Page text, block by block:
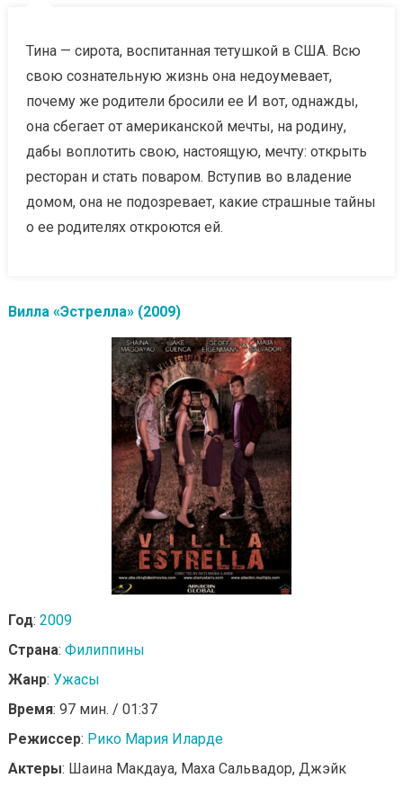
Тина — сирота, воспитанная тетушкой в США. Всю
свою сознательную жизнь она недоумевает,
почему же родители бросили ее И вот, однажды,
она сбегает от американской мечты, на родину,
дабы воплотить свою, настоящую, мечту: открыть
ресторан и стать поваром. Вступив во владение
домом, она не подозревает, какие страшные тайны
о ее родителях откроются ей.
Вилла «Эстрелла» (2009)
Год: 2009
Страна: Филиппины
Жанр: Ужасы
Время: 97 мин. / 01:37
Режиссер: Рико Мария Иларде
Актеры: Шаина Макдауа, Маха Сальвадор, Джэйк